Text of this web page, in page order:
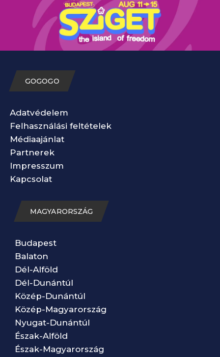
GOGOGO
Adatvédelem
Felhasználási feltételek
Médiaajánlat
Partnerek
Impresszum
Kapcsolat
MAGYARORSZÁG
Budapest
Balaton
Dél-Alföld
Dél-Dunántúl
Közép-Dunántúl
Közép-Magyarország
Nyugat-Dunántúl
Észak-Alföld
Észak-Magyarország